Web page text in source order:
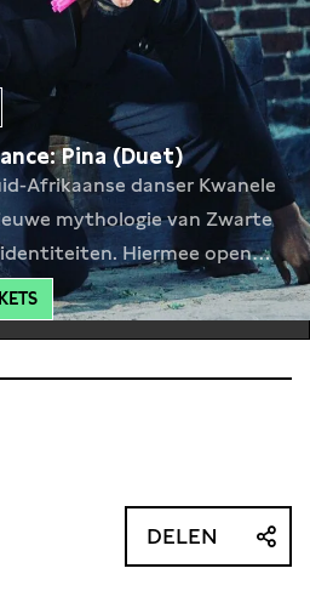
Pina (Duet)
Afrikaanse danser Kwanele
mythologie van Zwarte
Hiermee opent
om de beeldvorming van een
vooral ziet als sterk,
DELEN